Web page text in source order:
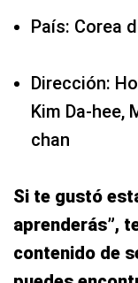
País: Corea
Dirección:
Kim Da-hee,
chan
Si te gustó
aprenderás”,
contenido de